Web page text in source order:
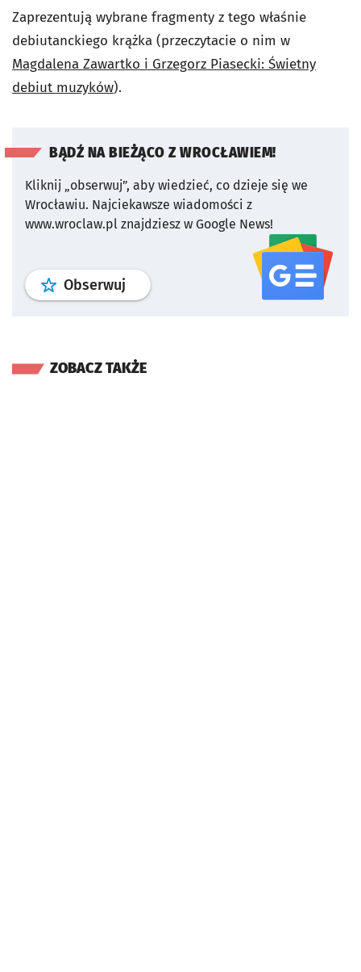
Zaprezentują wybrane fragmenty z tego właśnie
debiutanckiego krążka (przeczytacie o nim w
Magdalena Zawartko i Grzegorz Piasecki: Świetny
debiut muzyków).
BĄDŹ NA BIEŻĄCO Z WROCŁAWIEM!
Kliknij „obserwuj”, aby wiedzieć, co dzieje się we
Wrocławiu. Najciekawsze wiadomości z
www.wroclaw.pl znajdziesz w Google News!
Obserwuj profil serwisu
ZOBACZ TAKŻE